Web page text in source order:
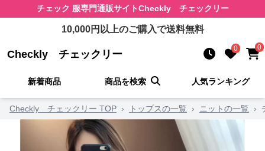
チェック 服専門通販サイトCheckly チェックリー
10,000円以上のご購入で送料無料
Checkly チェックリー 0 0
新着商品 商品を検索 人気ランキング
Checkly チェックリー TOP › トップスの一覧 › ニットの一覧 ›